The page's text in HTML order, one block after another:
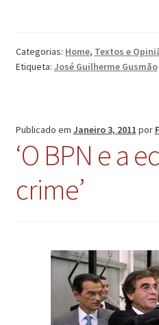
Categorias: Home, Textos e
Etiqueta: José Guilherme Gusmão
Publicado em Janeiro 3, 2011 por
‘O BPN e a
crime’